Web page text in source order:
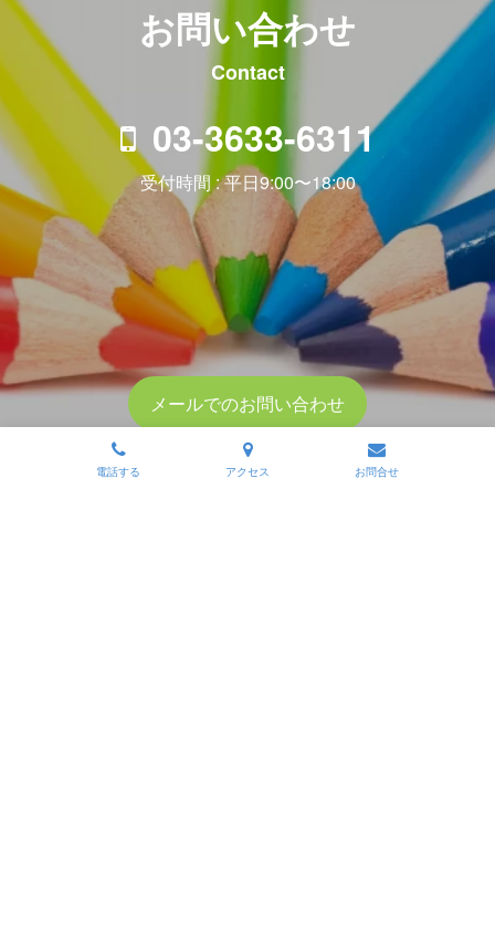
お問い合わせ
Contact
03-3633-6311
受付時間 : 平日9:00〜18:00
メールでのお問い合わせ
電話する アクセス お問合せ